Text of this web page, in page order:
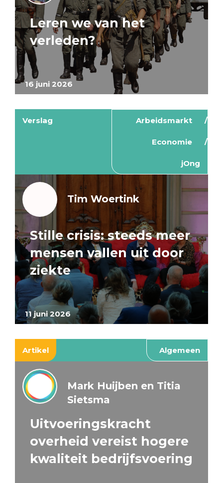
16 juni 2026
Leren we van het
verleden?
Verslag Arbeidsmarkt
Economie
jOng
11 juni 2026
Tim Woertink
Stille crisis: steeds meer
mensen vallen uit door
ziekte
Artikel Algemeen
Mark Huijben en Titia
Sietsma
Uitvoeringskracht
overheid vereist hogere
kwaliteit bedrijfsvoering